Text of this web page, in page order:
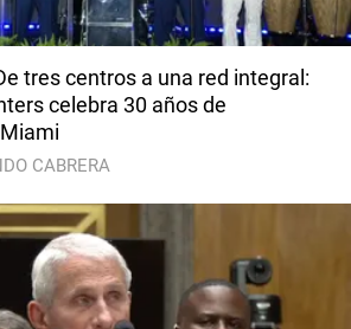
tres centros a una red integral:
celebra 30 años de
CABRERA